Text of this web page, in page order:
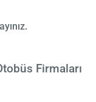
Firmaları